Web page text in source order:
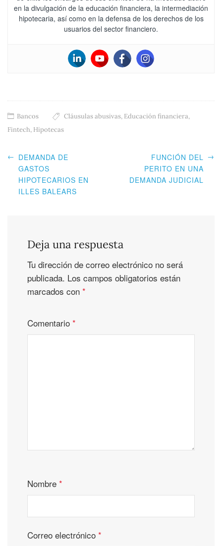
en la divulgación de la educación financiera, la intermediación
hipotecaria, así como en la defensa de los derechos de los
usuarios del sector financiero.
Bancos Cláusulas abusivas, Educación financiera,
Fintech, Hipotecas
← DEMANDA DE
GASTOS
HIPOTECARIOS EN
ILLES BALEARS
FUNCIÓN DEL
PERITO EN UNA
DEMANDA JUDICIAL
→
Deja una respuesta
Tu dirección de correo electrónico no será
publicada. Los campos obligatorios están
marcados con *
Comentario *
Nombre *
Correo electrónico *